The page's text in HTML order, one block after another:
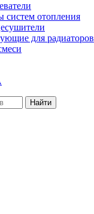
систем отопления
для радиаторов
Найти